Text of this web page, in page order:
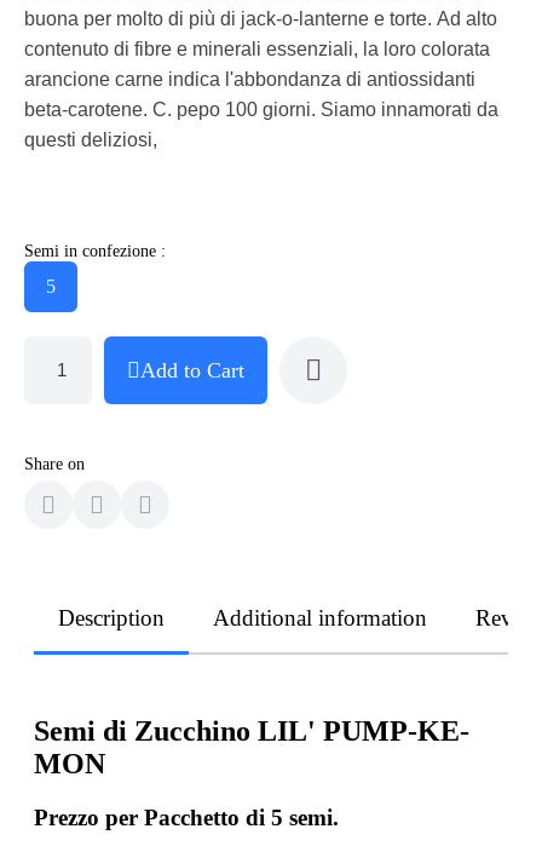
buona per molto di più di jack-o-lanterne e torte. Ad alto
contenuto di fibre e minerali essenziali, la loro colorata
arancione carne indica l'abbondanza di antiossidanti
beta-carotene. C. pepo 100 giorni. Siamo innamorati da
questi deliziosi,
Semi in confezione :
5
Add to Cart
Share on
Description Additional information
Semi di Zucchino LIL' PUMP-KE-
MON
Prezzo per Pacchetto di 5 semi.